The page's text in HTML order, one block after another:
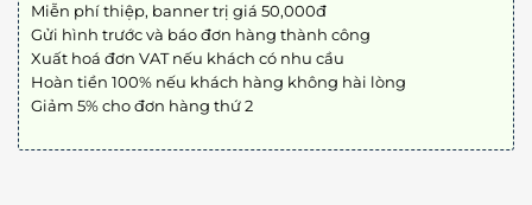
Miễn phí thiệp, banner trị giá 50,000đ
Gửi hình trước và báo đơn hàng thành công
Xuất hoá đơn VAT nếu khách có nhu cầu
Hoàn tiền 100% nếu khách hàng không hài lòng
Giảm 5% cho đơn hàng thứ 2